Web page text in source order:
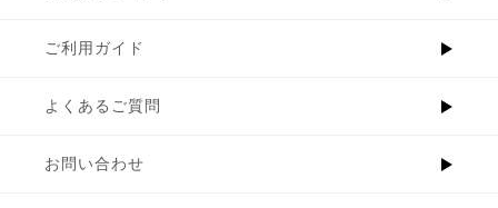
ご利用ガイド
よくあるご質問
お問い合わせ